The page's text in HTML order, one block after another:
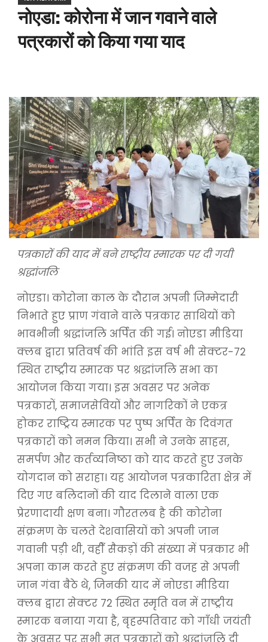
नोएडा: कोरोना में जान गवाने वाले
पत्रकारों को किया गया याद
पत्रकारों की याद में बने राष्ट्रीय स्मारक पर दी गयी
श्रद्धांजलि
नोएडा। कोरोना काल के दौरान अपनी जिम्मेदारी
निभाते हुए प्राण गंवाने वाले पत्रकार साथियों को
भावभीनी श्रद्धांजलि अर्पित की गई। नोएडा मीडिया
क्लब द्वारा प्रतिवर्ष की भांति इस वर्ष भी सेक्टर-72
स्थित राष्ट्रीय स्मारक पर श्रद्धांजलि सभा का
आयोजन किया गया। इस अवसर पर अनेक
पत्रकारों, समाजसेवियों और नागरिकों ने एकत्र
होकर राष्ट्रिय स्मारक पर पुष्प अर्पित के दिवंगत
पत्रकारों को नमन किया। सभी ने उनके साहस,
समर्पण और कर्तव्यनिष्ठा को याद करते हुए उनके
योगदान को सराहा। यह आयोजन पत्रकारिता क्षेत्र में
दिए गए बलिदानों की याद दिलाने वाला एक
प्रेरणादायी क्षण बना। गौरतलब है की कोरोना
संक्रमण के चलते देशवासियों को अपनी जान
गवानी पड़ी थी, वहीँ सैकड़ों की संख्या में पत्रकार भी
अपना काम करते हुए संक्रमण की वजह से अपनी
जान गंवा बैठे थे, जिनकी याद में नोएडा मीडिया
क्लब द्वारा सेक्टर 72 स्थित स्मृति वन में राष्ट्रीय
स्मारक बनाया गया है, बृहस्पतिवार को गाँधी जयंती
के अवसर पर सभी मृत पत्रकारों को श्रद्धांजलि दी